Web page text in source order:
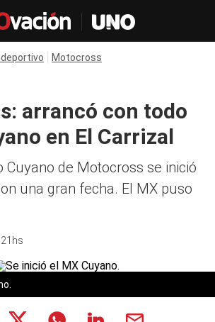
Motocross
arrancó con todo
en El Carrizal
Cuyano de Motocross se inició
una gran fecha. El MX puso